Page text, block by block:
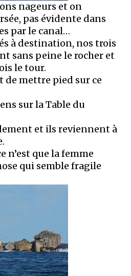
nageurs et on
pas évidente dans
par le canal…
à destination, nos trois
sans peine le rocher et
le tour.
de mettre pied sur ce
sur la Table du
et ils reviennent à
n’est que la femme
qui semble fragile